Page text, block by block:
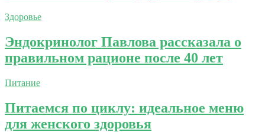
Здоровье
Эндокринолог Павлова рассказала о
правильном рационе после 40 лет
Питание
Питаемся по циклу: идеальное меню
для женского здоровья